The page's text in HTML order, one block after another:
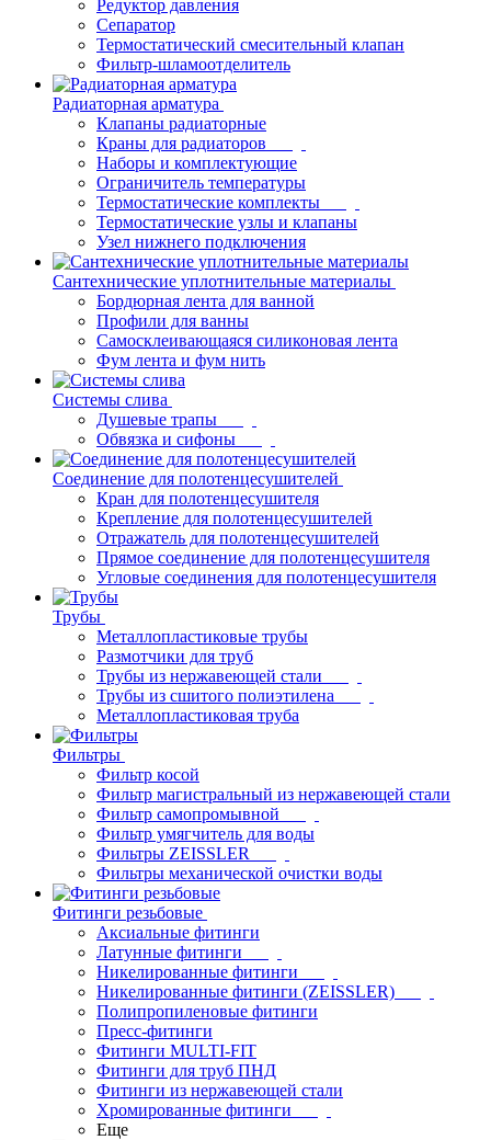
Редуктор давления
Сепаратор
Термостатический смесительный клапан
Фильтр-шламоотделитель
Радиаторная арматура
Клапаны радиаторные
Краны для радиаторов
Наборы и комплектующие
Ограничитель температуры
Термостатические комплекты
Термостатические узлы и клапаны
Узел нижнего подключения
Сантехнические уплотнительные материалы
Бордюрная лента для ванной
Профили для ванны
Самосклеивающаяся силиконовая лента
Фум лента и фум нить
Системы слива
Душевые трапы
Обвязка и сифоны
Соединение для полотенцесушителей
Кран для полотенцесушителя
Крепление для полотенцесушителей
Отражатель для полотенцесушителей
Прямое соединение для полотенцесушителя
Угловые соединения для полотенцесушителя
Трубы
Металлопластиковые трубы
Размотчики для труб
Трубы из нержавеющей стали
Трубы из сшитого полиэтилена
Металлопластиковая труба
Фильтры
Фильтр косой
Фильтр магистральный из нержавеющей стали
Фильтр самопромывной
Фильтр умягчитель для воды
Фильтры ZEISSLER
Фильтры механической очистки воды
Фитинги резьбовые
Аксиальные фитинги
Латунные фитинги
Никелированные фитинги
Никелированные фитинги (ZEISSLER)
Полипропиленовые фитинги
Пресс-фитинги
Фитинги MULTI-FIT
Фитинги для труб ПНД
Фитинги из нержавеющей стали
Хромированные фитинги
Еще